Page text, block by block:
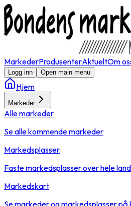
MarkederProdusenterAktueltOm
Logg inn Open main menu
Hjem
Markeder
Alle markeder
Se alle kommende markeder
Markedsplasser
Faste markedsplasser over hele
Markedskart
Se markeder og markedsplasser på